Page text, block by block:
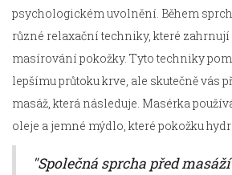
psychologickém uvolnění. Během
různé relaxační techniky, které
masírování pokožky. Tyto techniky
lepšímu průtoku krve, ale skutečně vás
masáž, která následuje. Masérka
oleje a jemné mýdlo, které pokožku
"Společná sprcha před